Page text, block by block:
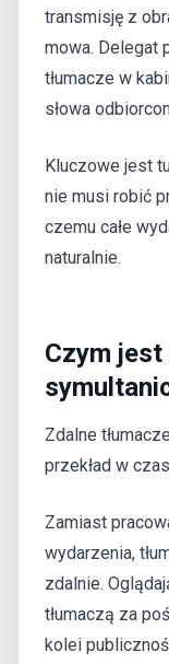
transmisję z
mowa. Delegat
tłumacze w
słowa
Kluczowe jest
nie musi robić
czemu całe
naturalnie.
Czym jest
Zdalne
przekład w
Zamiast
wydarzenia,
zdalnie.
tłumaczą za
kolei